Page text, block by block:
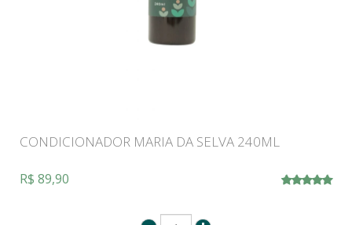
CONDICIONADOR MARIA DA SELVA 240ML
R$ 89,90